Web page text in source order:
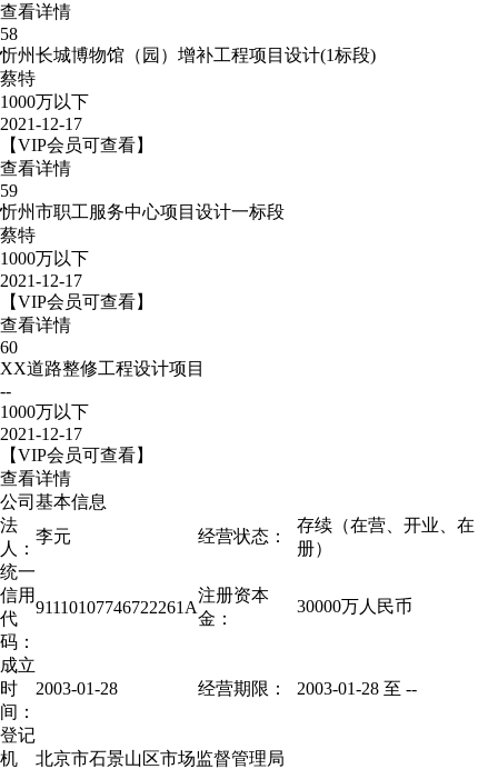
查看详情
58
忻州长城博物馆（园）增补工程项目设计(1标段)
蔡特
1000万以下
2021-12-17
【VIP会员可查看】
查看详情
59
忻州市职工服务中心项目设计一标段
蔡特
1000万以下
2021-12-17
【VIP会员可查看】
查看详情
60
XX道路整修工程设计项目
--
1000万以下
2021-12-17
【VIP会员可查看】
查看详情
公司基本信息
法
人：
李元 经营状态：
存续（在营、开业、在
册）
统一
信用
代
码：
91110107746722261A
注册资本
金：
30000万人民币
成立
时
间：
2003-01-28 经营期限： 2003-01-28 至 --
登记
机
北京市石景山区市场监督管理局